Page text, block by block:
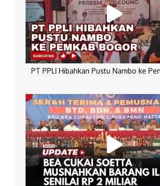
PT PPLI Hibahkan Pustu Nambo ke